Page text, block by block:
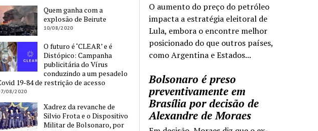
O aumento do preço do petróleo
impacta a estratégia eleitoral de
Lula, embora o encontre melhor
posicionado do que outros países,
como Argentina e Estados...
Bolsonaro é preso
preventivamente em
Brasília por decisão de
Alexandre de Moraes
Quem ganha com a
explosão de Beirute
10/08/2020
O futuro é ‘CLEAR’ e é
Distópico: Campanha
publicitária do Vírus
conduzindo a um pesadelo
19-84 de restrição de acesso
08/2020
Xadrez da revanche de
Silvio Frota e o Dispositivo
Militar de Bolsonaro, por